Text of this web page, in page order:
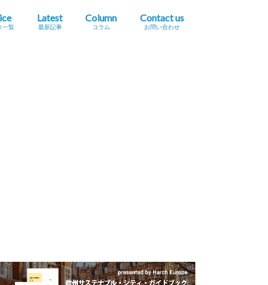
一覧
Latest
最新記事
Column
コラム
Contact us
お問い合わせ